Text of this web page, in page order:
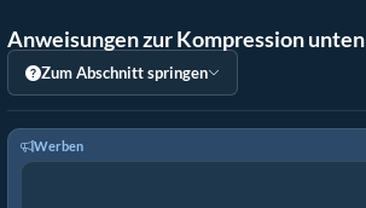
Anweisungen zur Kompression unten
Zum Abschnitt springen
Werben